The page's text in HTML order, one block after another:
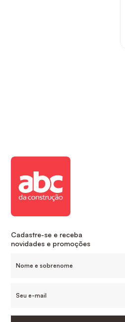
Cadastre-se e receba
novidades e promoções